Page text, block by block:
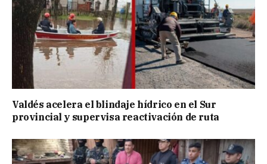
Valdés acelera el blindaje hídrico en el Sur
provincial y supervisa reactivación de ruta